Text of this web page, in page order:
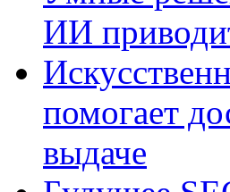
ИИ
помогает
выдаче